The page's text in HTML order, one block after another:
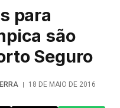
para
são
Seguro
18 DE MAIO DE 2016